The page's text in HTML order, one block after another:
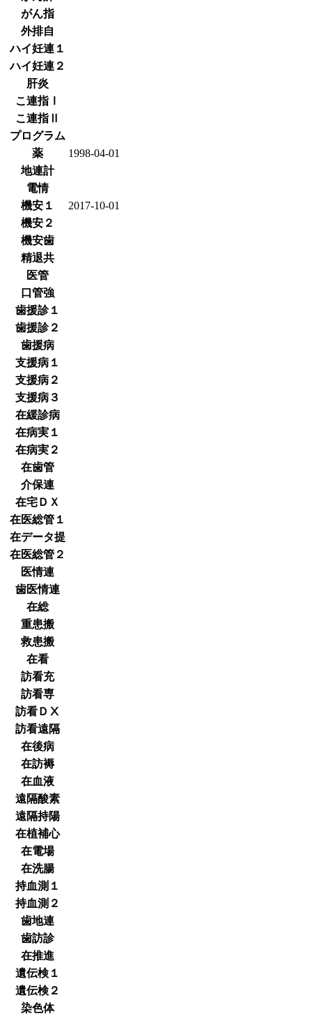
がん指
外排自
ハイ妊連１
ハイ妊連２
肝炎
こ連指Ⅰ
こ連指Ⅱ
プログラム
薬
1998-04-01
地連計
電情
機安１
2017-10-01
機安２
機安歯
精退共
医管
口管強
歯援診１
歯援診２
歯援病
支援病１
支援病２
支援病３
在緩診病
在病実１
在病実２
在歯管
介保連
在宅ＤＸ
在医総管１
在データ提
在医総管２
医情連
歯医情連
在総
重患搬
救患搬
在看
訪看充
訪看専
訪看ＤⅩ
訪看遠隔
在後病
在訪褥
在血液
遠隔酸素
遠隔持陽
在植補心
在電場
在洗腸
持血測１
持血測２
歯地連
歯訪診
在推進
遺伝検１
遺伝検２
染色体